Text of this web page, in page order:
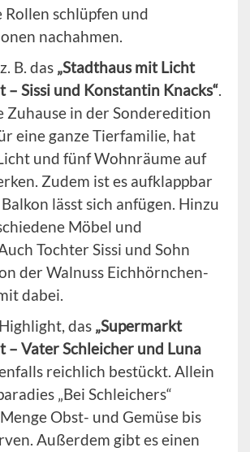
Rollen schlüpfen und
nachahmen.
B. das „Stadthaus mit Licht
– Sissi und Konstantin Knacks“.
Zuhause in der Sonderedition
eine ganze Tierfamilie, hat
und fünf Wohnräume auf
Zudem ist es aufklappbar
lässt sich anfügen. Hinzu
Möbel und
Tochter Sissi und Sohn
der Walnuss Eichhörnchen-
dabei.
das „Supermarkt
– Vater Schleicher und Luna
reichlich bestückt. Allein
„Bei Schleichers“
Obst- und Gemüse bis
Außerdem gibt es einen